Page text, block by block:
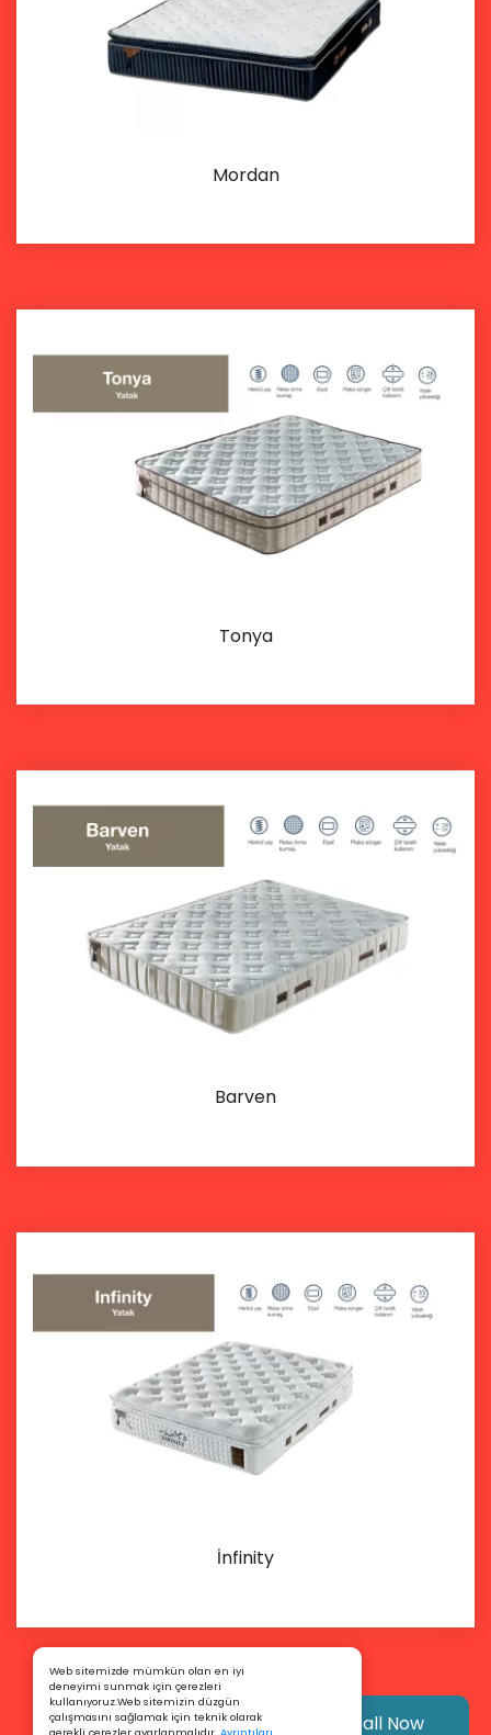
Mordan
Tonya
Barven
İnfinity
Call Now
Web sitemizde mümkün olan en iyi
deneyimi sunmak için çerezleri
kullanıyoruz.Web sitemizin düzgün
çalışmasını sağlamak için teknik olarak